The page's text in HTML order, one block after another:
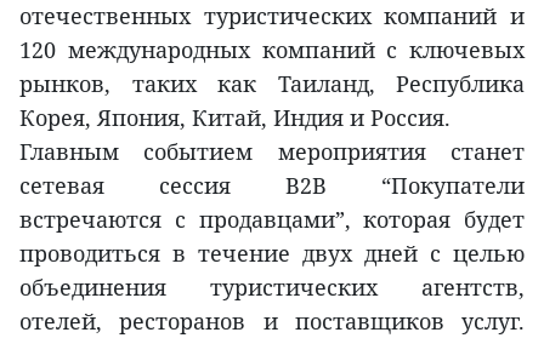
отечественных туристических компаний и
120 международных компаний с ключевых
рынков, таких как Таиланд, Республика
Корея, Япония, Китай, Индия и Россия.
Главным событием мероприятия станет
сетевая сессия B2B “Покупатели
встречаются с продавцами”, которая будет
проводиться в течение двух дней с целью
объединения туристических агентств,
отелей, ресторанов и поставщиков услуг.